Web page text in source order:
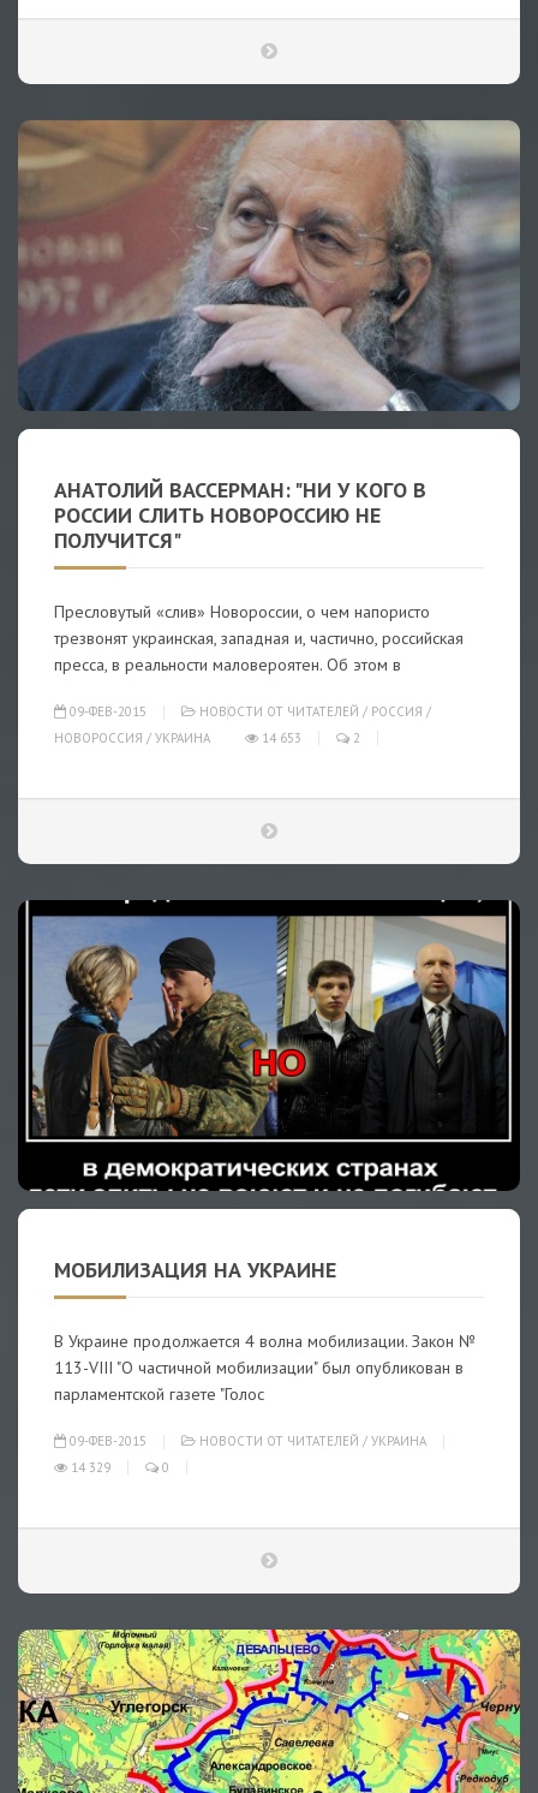
АНАТОЛИЙ ВАССЕРМАН: "НИ У КОГО В
РОССИИ СЛИТЬ НОВОРОССИЮ НЕ
ПОЛУЧИТСЯ"
Пресловутый «слив» Новороссии, о чем напористо
трезвонят украинская, западная и, частично, российская
пресса, в реальности маловероятен. Об этом в
09-ФЕВ-2015 НОВОСТИ ОТ ЧИТАТЕЛЕЙ / РОССИЯ /
НОВОРОССИЯ / УКРАИНА 14 653 2
МОБИЛИЗАЦИЯ НА УКРАИНЕ
В Украине продолжается 4 волна мобилизации. Закон №
113-VIII "О частичной мобилизации" был опубликован в
парламентской газете "Голос
09-ФЕВ-2015 НОВОСТИ ОТ ЧИТАТЕЛЕЙ / УКРАИНА
14 329
0